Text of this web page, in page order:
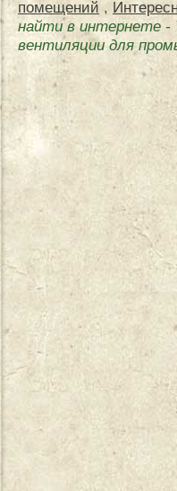
помещений ,
найти в интернете -
вентиляции для